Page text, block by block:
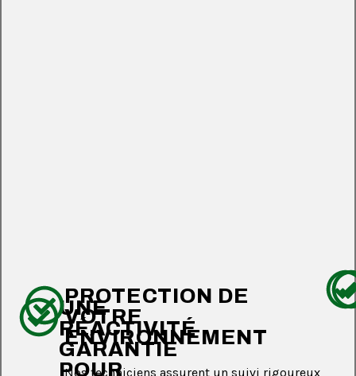
UNE
RÉACTIVITÉ
GARANTIE
POUR
PROTECTION DE
VOTRE
ENVIRONNEMENT
Nos techniciens assurent un suivi rigoureux